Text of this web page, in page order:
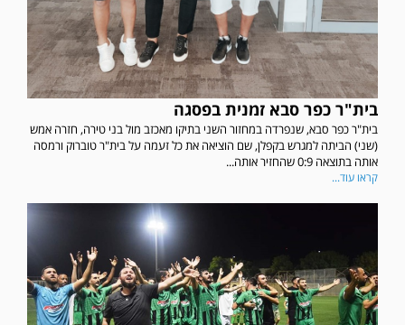
בית"ר כפר סבא זמנית בפסגה
בית"ר כפר סבא, שנפרדה במחזור השני בתיקו מאכזב מול בני טירה, חזרה אמש
(שני) הביתה למגרש בקפלן, שם הוציאה את כל זעמה על בית"ר טוברוק ורמסה
אותה בתוצאה 0:9 שהחזיר אותה...
קראו עוד...